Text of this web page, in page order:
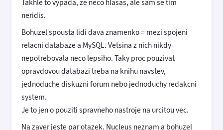
Takhle to vypada, ze neco hlasas, ale sam se tim
neridis.
Bohuzel spousta lidi dava znamenko = mezi spojeni
relacni databaze a MySQL. Vetsina z nich nikdy
nepotrebovala neco lepsiho. Taky proc pouzivat
opravdovou databazi treba na knihu navstev,
jednoduche diskuzni forum nebo jednoduchy redakcni
system.
Je to jen o pouziti spravneho nastroje na urcitou vec.
Na zaver jeste par otazek. Nucleus neznam a bohuzel